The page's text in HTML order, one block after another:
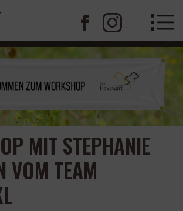
MIT STEPHANIE
VOM TEAM